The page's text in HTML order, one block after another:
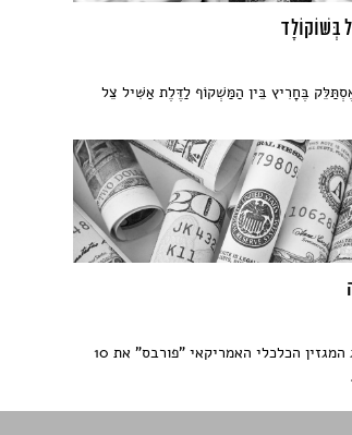
בְּשּׁוֹקוֹלָד
בֶּחָרִיץ בֵּין הַמַּשְׁקוֹף לַדֶּלֶת אַשִּׁיל צֵל
כמדי שנה, מדרג המגזין הכלכלי האמריקאי "פורבס" את 10